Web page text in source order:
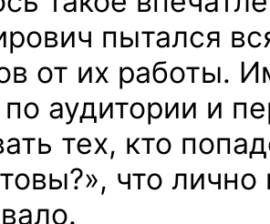
пытался
от их работы.
аудитории и
тех, кто
что